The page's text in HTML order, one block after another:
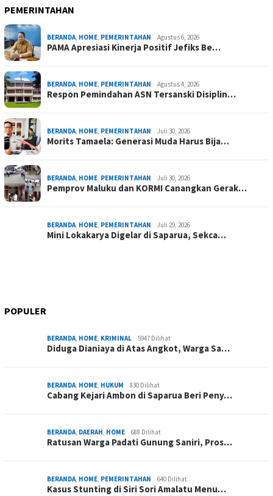
PEMERINTAHAN
BERANDA, HOME, PEMERINTAHAN Agustus 6, 2026
PAMA Apresiasi Kinerja Positif Jefiks Be…
BERANDA, HOME, PEMERINTAHAN Agustus 4, 2026
Respon Pemindahan ASN Tersanski Disiplin…
BERANDA, HOME, PEMERINTAHAN Juli 30, 2026
Morits Tamaela: Generasi Muda Harus Bija…
BERANDA, HOME, PEMERINTAHAN Juli 30, 2026
Pemprov Maluku dan KORMI Canangkan Gerak…
BERANDA, HOME, PEMERINTAHAN Juli 29, 2026
Mini Lokakarya Digelar di Saparua, Sekca…
POPULER
BERANDA, HOME, KRIMINAL 5947 Dilihat
Diduga Dianiaya di Atas Angkot, Warga Sa…
BERANDA, HOME, HUKUM 830 Dilihat
Cabang Kejari Ambon di Saparua Beri Peny…
BERANDA, DAERAH, HOME 688 Dilihat
Ratusan Warga Padati Gunung Saniri, Pros…
BERANDA, HOME, PEMERINTAHAN 640 Dilihat
Kasus Stunting di Siri Sori Amalatu Menu…